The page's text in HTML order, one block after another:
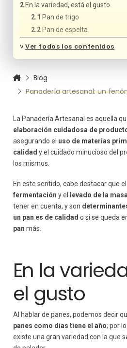
En la variedad, está el gusto
Pan de trigo
Pan de espelta
artesanal?
¿Qué habilidades debe tener un
artesanal?
˅Ver todos los contenidos
Blog
Panadería artesanal: un
La Panadería Artesanal es aquella
elaboración cuidadosa de
asegurando el uso de materias
calidad y el cuidado minucioso del
los mismos.
En este sentido, cabe destacar que el
fermentación y el levado de la masa
tener en cuenta, y son
un pan es de calidad o si se queda
pan más.
En la
el gusto
Al hablar de panes, podemos decir
panes como días tiene el año; por
existe una gran variedad con la que